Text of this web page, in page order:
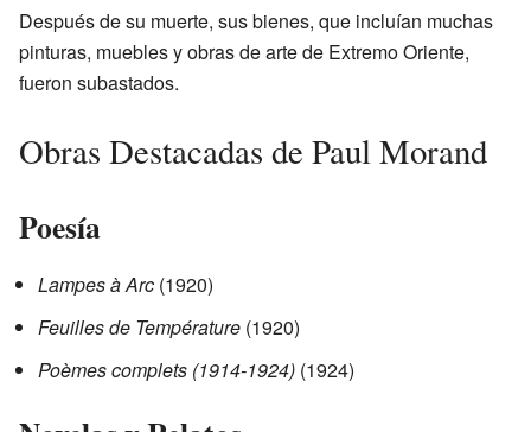
Después de su muerte, sus bienes, que incluían muchas
pinturas, muebles y obras de arte de Extremo Oriente,
fueron subastados.
Obras Destacadas de Paul Morand
Poesía
Lampes à Arc (1920)
Feuilles de Température (1920)
Poèmes complets (1914-1924) (1924)